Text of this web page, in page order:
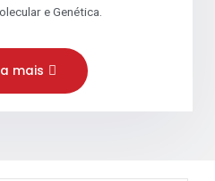
e Genética.
mais